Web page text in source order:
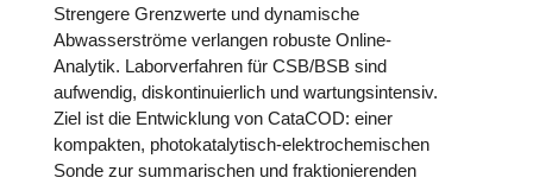
Strengere Grenzwerte und dynamische
Abwasserströme verlangen robuste Online-
Analytik. Laborverfahren für CSB/BSB sind
aufwendig, diskontinuierlich und wartungsintensiv.
Ziel ist die Entwicklung von CataCOD: einer
kompakten, photokatalytisch-elektrochemischen
Sonde zur summarischen und fraktionierenden